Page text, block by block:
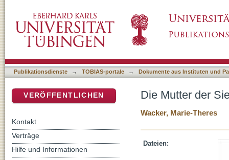
Publikationsdienste → TOBIAS-portale → Dokumente aus Instituten und
Die Mutter der
Wacker, Marie-Theres
Dateien:
VERÖFFENTLICHEN
Kontakt
Verträge
Hilfe und Informationen